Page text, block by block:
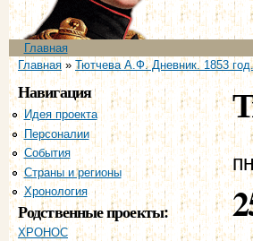
Главное меню
Главная
Вы здесь
Главная» Тютчева А.Ф. Дневник. 1853 год.
Навигация
Идея проекта
Персоналии
События
Страны и регионы
Хронология
Родственные проекты:
ХРОНОС